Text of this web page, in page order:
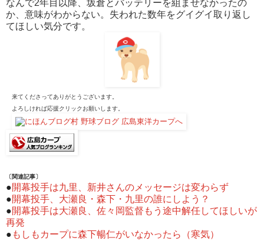
なんで2年目以降、坂倉とバッテリーを組ませなかったの
か、意味がわからない。失われた数年をグイグイ取り返し
てほしい気分です。
来てくださってありがとうございます。
よろしければ応援クリックお願いします。
〔関連記事〕
●開幕投手は九里、新井さんのメッセージは変わらず
●開幕投手、大瀬良・森下・九里の誰にしよう？
●開幕投手は大瀬良、佐々岡監督もう途中解任してほしいが
再発
● もしもカープに森下暢仁がいなかったら（寒気）